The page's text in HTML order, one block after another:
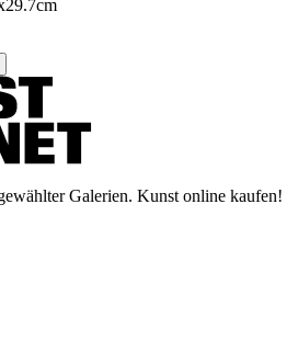
Galerien. Kunst online kaufen!